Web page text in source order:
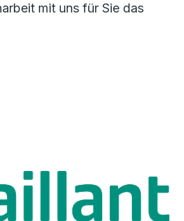
mit uns für Sie das